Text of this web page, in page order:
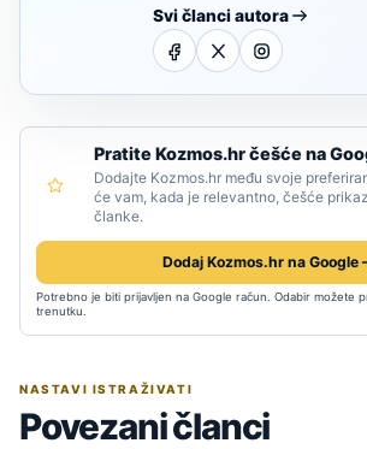
Svi članci autora
Pratite Kozmos.hr češće na
Dodajte Kozmos.hr među svoje
će vam, kada je relevantno, češće
članke.
Dodaj Kozmos.hr na Google
Potrebno je biti prijavljen na Google račun. Odabir možete
trenutku.
NASTAVI ISTRAŽIVATI
Povezani članci